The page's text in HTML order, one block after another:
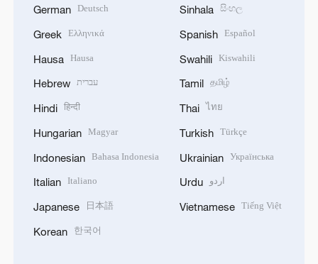
German Deutsch
Greek Ελληνικά
Hausa Hausa
Hebrew עברית
Hindi हिन्दी
Hungarian Magyar
Indonesian Bahasa Indonesia
Italian Italiano
Japanese 日本語
Korean 한국어
Sinhala සිංහල
Spanish Español
Swahili Kiswahili
Tamil தமிழ்
Thai ไทย
Turkish Türkçe
Ukrainian Українська
Urdu اردو
Vietnamese Tiếng Việt